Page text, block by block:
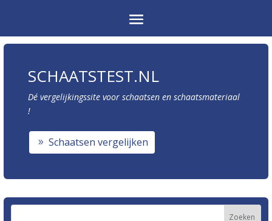
SCHAATSTEST.NL
Dé vergelijkingssite voor schaatsen en schaatsmateriaal
!
Schaatsen vergelijken